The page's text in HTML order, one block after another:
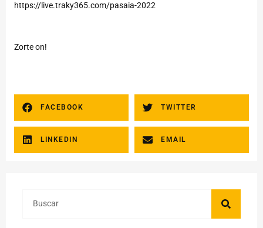
https://live.traky365.com/pasaia-2022
Zorte on!
FACEBOOK TWITTER
LINKEDIN EMAIL